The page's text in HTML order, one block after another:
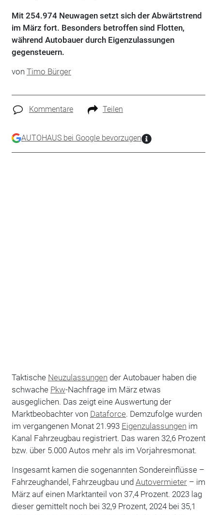
Mit 254.974 Neuwagen setzt sich der Abwärtstrend
im März fort. Besonders betroffen sind Flotten,
während Autobauer durch Eigenzulassungen
gegensteuern.
von Timo Bürger
Kommentare Teilen
AUTOHAUS bei Google bevorzugen
Taktische Neuzulassungen der Autobauer haben die
schwache Pkw-Nachfrage im März etwas
ausgeglichen. Das zeigt eine Auswertung der
Marktbeobachter von Dataforce. Demzufolge wurden
im vergangenen Monat 21.993 Eigenzulassungen im
Kanal Fahrzeugbau registriert. Das waren 32,6 Prozent
bzw. über 5.000 Autos mehr als im Vorjahresmonat.
Insgesamt kamen die sogenannten Sondereinflüsse –
Fahrzeughandel, Fahrzeugbau und Autovermieter– im
März auf einen Marktanteil von 37,4 Prozent. 2023 lag
dieser gemittelt noch bei 32,9 Prozent, 2024 bei 35,1